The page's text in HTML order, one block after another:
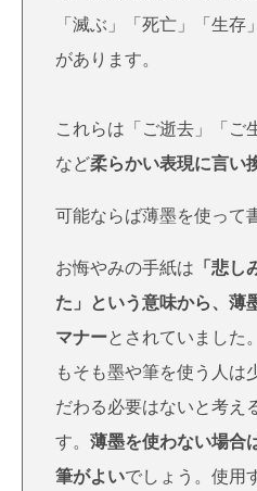
「滅ぶ」「死亡」「生
があります。
これらは「ご逝去」「ご
など柔らかい表現に言い
可能ならば薄墨を使って
お悔やみの手紙は 「悲し
た」という意味から、薄
マナーとされていました
もそも墨や筆を使う人は
だわる必要はないと考え
す。 薄墨を使わない場合
筆がよいでしょう。使用